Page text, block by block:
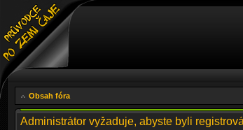
Obsah fóra
Administrátor vyžaduje, abyste byli